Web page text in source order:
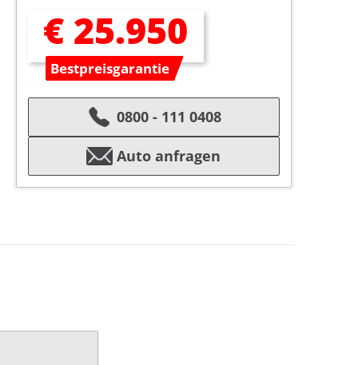
€ 25.950
Bestpreisgarantie
0800 - 111 0408
Auto anfragen